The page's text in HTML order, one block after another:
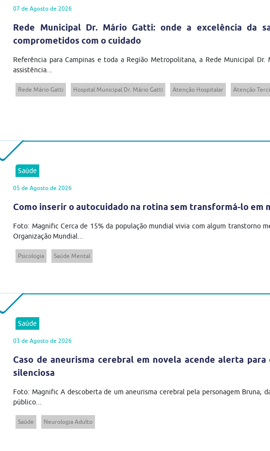
07 de Agosto de 2026
Rede Municipal Dr. Mário Gatti: onde a excelência da
comprometidos com o cuidado
Referência para Campinas e toda a Região Metropolitana, a Rede Municipal
assistência...
Rede Mário Gatti Hospital Municipal Dr. Mário Gatti Atenção Hospitalar Atenção
Saúde
05 de Agosto de 2026
Como inserir o autocuidado na rotina sem transformá-lo em
Foto: Magnific Cerca de 15% da população mundial vivia com algum transtorno
Organização Mundial...
Psicologia Saúde Mental
Saúde
03 de Agosto de 2026
Caso de aneurisma cerebral em novela acende alerta
silenciosa
Foto: Magnific A descoberta de um aneurisma cerebral pela personagem Bruna,
público...
Saúde Neurologia Adulto